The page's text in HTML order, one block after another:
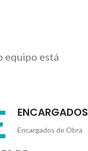
equipo está
ENCARGADOS
Encargados de Obra